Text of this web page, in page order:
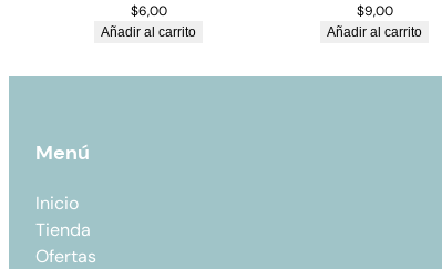
$6,00
Añadir al carrito
$9,00
Añadir al carrito
Menú
Inicio
Tienda
Ofertas